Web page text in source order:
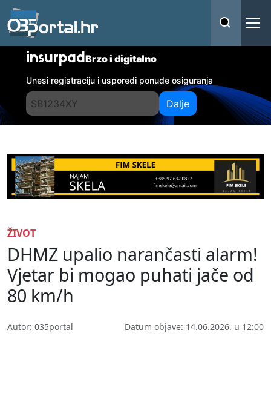
insurpadBrzo i digitalno
Unesi registraciju i usporedi ponude osiguranja
Dalje
ŽIVOT
DHMZ upalio narančasti alarm!
Vjetar bi mogao puhati jače od
80 km/h
Autor: 035portal Datum objave: 14.06.2026. u 12:00